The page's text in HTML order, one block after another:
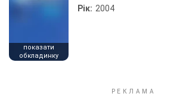
показати
обкладинку
Рік: 2004